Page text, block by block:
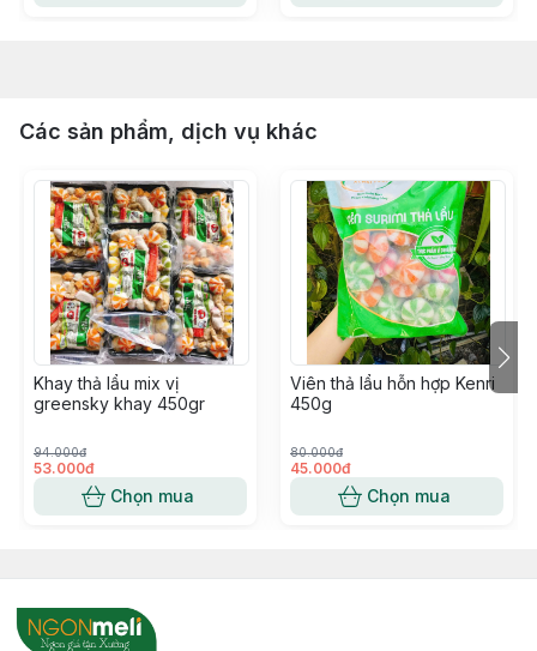
Các sản phẩm, dịch vụ khác
Khay thả lẩu mix vị
greensky khay 450gr
94.000đ
53.000đ
Chọn mua
Viên thả lẩu hỗn hợp Kenri
450g
80.000đ
45.000đ
Chọn mua